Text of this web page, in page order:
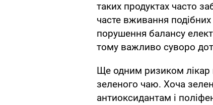
таких продуктах часто
часте вживання
порушення балансу
тому важливо суворо
Ще одним ризиком лікар
зеленого чаю. Хоча
антиоксидантам і